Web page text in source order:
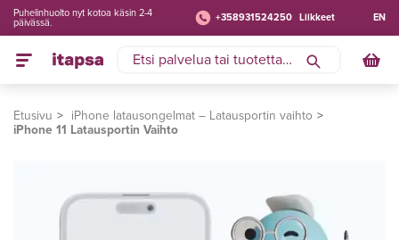
+358931524250 Liikkeet
Puhelinhuolto nyt kotoa käsin 2-4
päivässä.
EN
Etusivu
iPhone latausongelmat – Latausportin vaihto
iPhone 11 Latausportin Vaihto